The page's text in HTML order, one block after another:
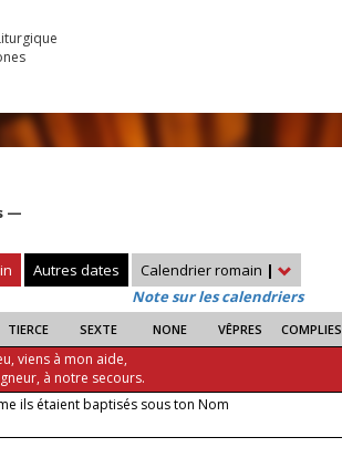
—
Autres dates Calendrier romain |
Note sur les calendriers
TIERCE SEXTE NONE VÊPRES COMPLIES
viens à mon aide,
à notre secours.
ils étaient baptisés sous ton Nom